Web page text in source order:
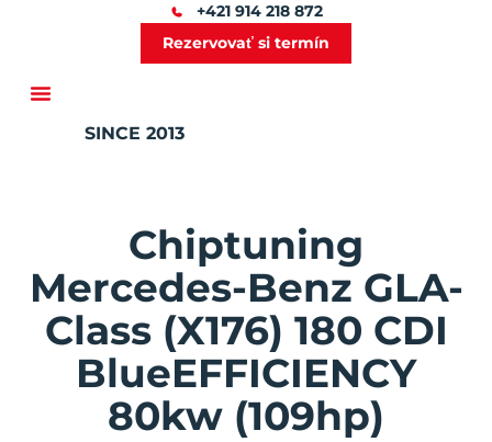
+421 914 218 872
Rezervovať si termín
SINCE 2013
Chiptuning
Mercedes-Benz GLA-
Class (X176) 180 CDI
BlueEFFICIENCY
80kw (109hp)